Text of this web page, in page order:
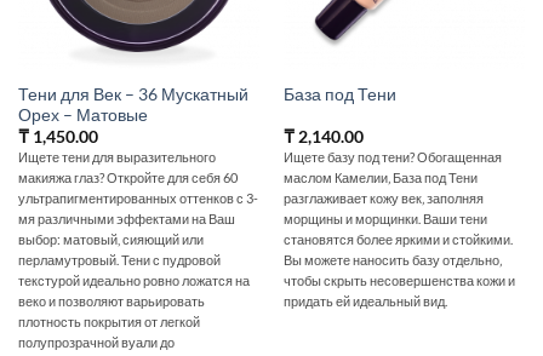
Тени для Век – 36 Мускатный
Орех – Матовые
₸1,450.00
Ищете тени для выразительного
макияжа глаз? Откройте для себя 60
ультрапигментированных оттенков с 3-
мя различными эффектами на Ваш
выбор: матовый, сияющий или
перламутровый. Тени с пудровой
текстурой идеально ровно ложатся на
веко и позволяют варьировать
плотность покрытия от легкой
полупрозрачной вуали до
База под Тени
₸2,140.00
Ищете базу под тени? Обогащенная
маслом Камелии‚ База под Тени
разглаживает кожу век‚ заполняя
морщины и морщинки. Ваши тени
становятся более яркими и стойкими.
Вы можете наносить базу отдельно‚
чтобы скрыть несовершенства кожи и
придать ей идеальный вид.